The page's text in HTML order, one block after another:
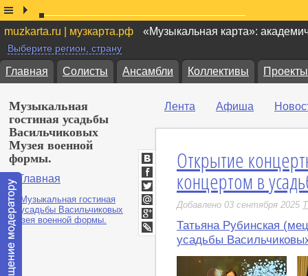
muzkarta.ru | музкарта.рф «Музыкальная карта»:
Выберите регион, страну
Главная Солисты Ансамбли Коллективы Проекты
Музыкальная
гостиная усадьбы
Васильчиковых
Музея военной
формы.
Главная
Лента Афиша
Открытие
концертом в
Добавлено 03 сентября 2025
Татьяна Рубинская
усадьбы
ВКонтакте
Facebook
Twitter
Мой
Мир
Google+
LiveJournal